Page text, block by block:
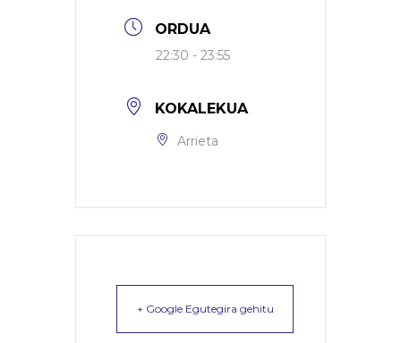
ORDUA
22:30 - 23:55
KOKALEKUA
Arrieta
+ Google Egutegira gehitu